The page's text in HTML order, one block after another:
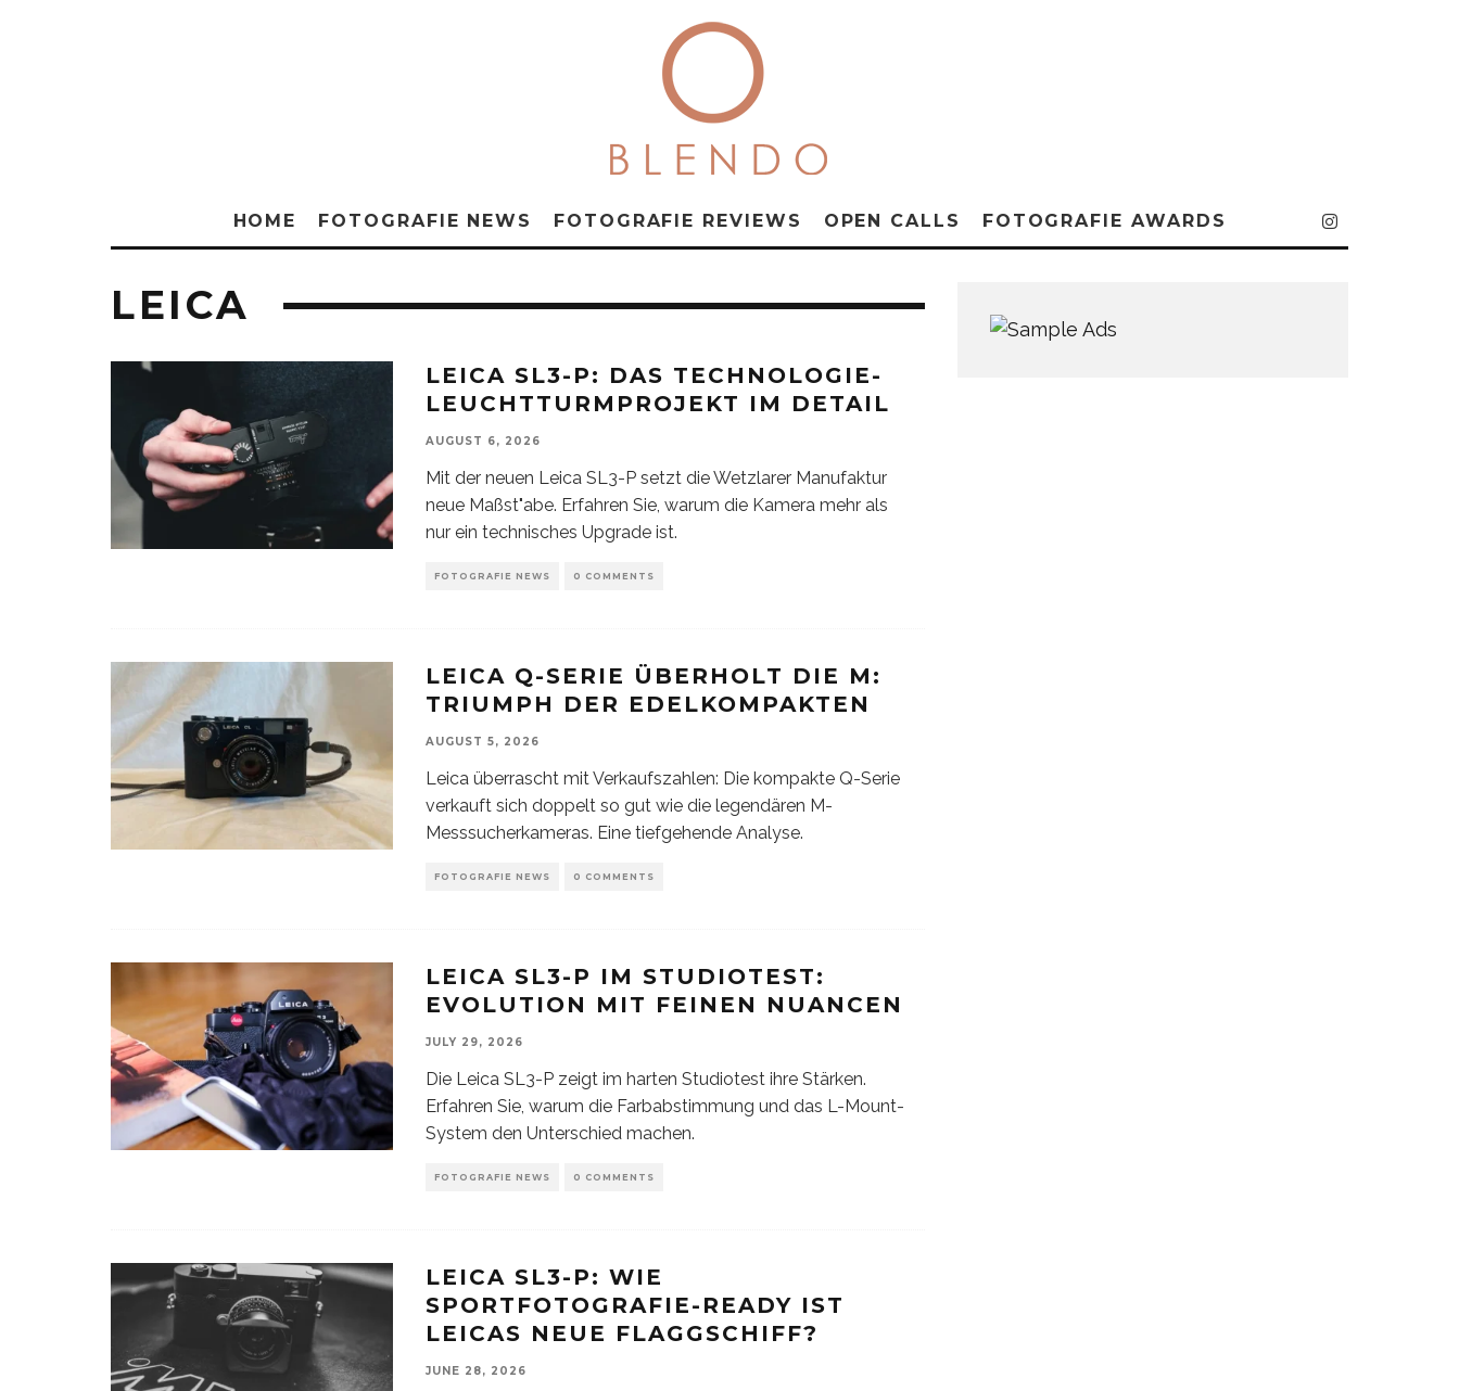
HOME FOTOGRAFIE NEWS FOTOGRAFIE REVIEWS OPEN CALLS FOTOGRAFIE AWARDS
LEICA
LEICA SL3-P: DAS TECHNOLOGIE-
LEUCHTTURMPROJEKT IM DETAIL
AUGUST 6, 2026
Mit der neuen Leica SL3-P setzt die Wetzlarer Manufaktur
neue Maßst"abe. Erfahren Sie, warum die Kamera mehr als
nur ein technisches Upgrade ist.
FOTOGRAFIE NEWS 0 COMMENTS
LEICA Q-SERIE ÜBERHOLT DIE M:
TRIUMPH DER EDELKOMPAKTEN
AUGUST 5, 2026
Leica überrascht mit Verkaufszahlen: Die kompakte Q-Serie
verkauft sich doppelt so gut wie die legendären M-
Messsucherkameras. Eine tiefgehende Analyse.
FOTOGRAFIE NEWS 0 COMMENTS
LEICA SL3-P IM STUDIOTEST:
EVOLUTION MIT FEINEN NUANCEN
JULY 29, 2026
Die Leica SL3-P zeigt im harten Studiotest ihre Stärken.
Erfahren Sie, warum die Farbabstimmung und das L-Mount-
System den Unterschied machen.
FOTOGRAFIE NEWS 0 COMMENTS
LEICA SL3-P: WIE
SPORTFOTOGRAFIE-READY IST
LEICAS NEUE FLAGGSCHIFF?
JUNE 28, 2026